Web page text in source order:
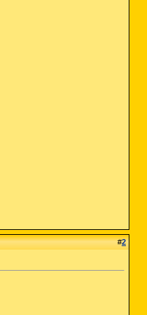
Aktion durchgeführt.
#2